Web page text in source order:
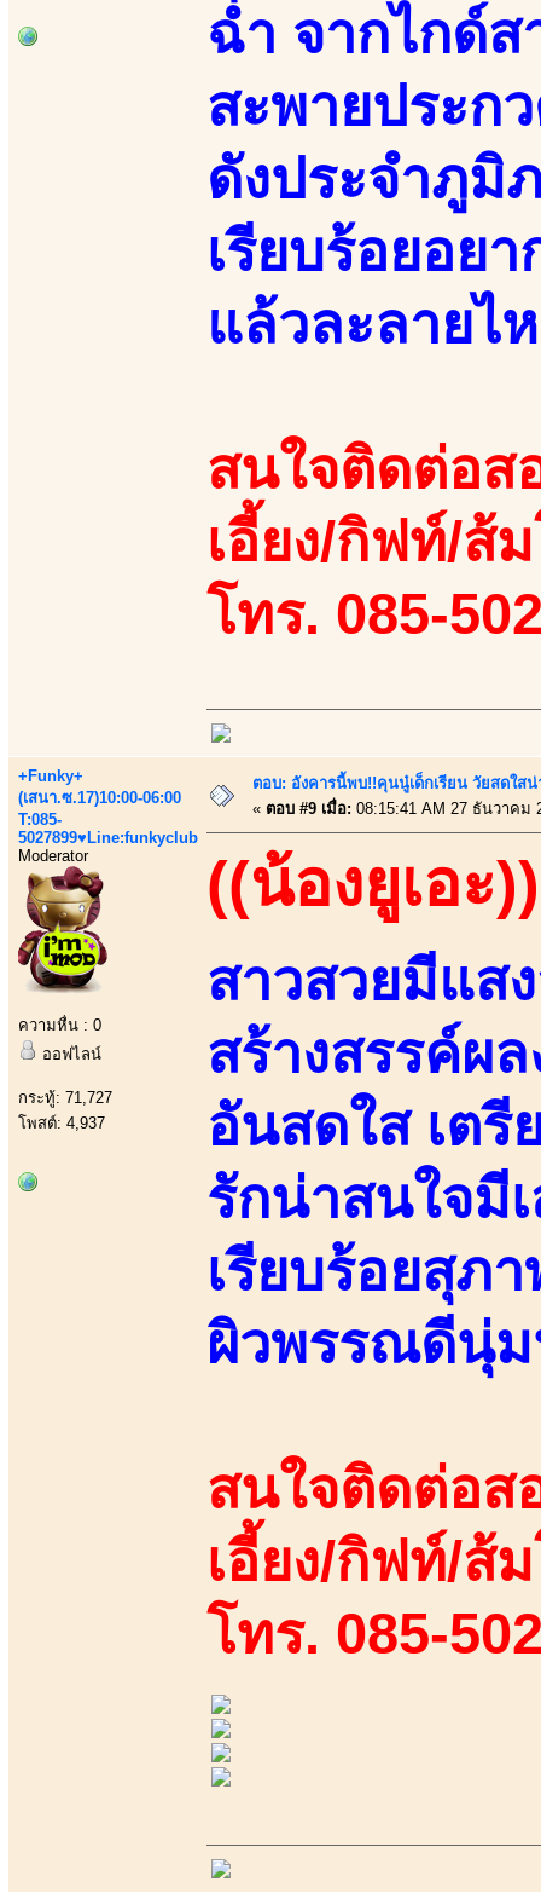
ฉ่ำ จากไกด์ส
สะพายประก
ดังประจำภูมิ
เรียบร้อยอย
แล้วละลายไ
สนใจติดต่อส
เอี้ยง/กิฟท์/ส้
โทร. 085-
+Funky+
(เสนา.ซ.17)10:00-06:00
T:085-
5027899♥Line:funkyclub
Moderator
ความหื่น : 0
ออฟไลน์
กระทู้: 71,727
โพสต์: 4,937
ตอบ: อังคารนี้พบ!!คุนนู๋เด็กเรียน วัยสดใส
« ตอบ #9 เมื่อ: 08:15:41 AM 27 ธันวาคม
((น้องยูเอะ))
สาวสวยมีแส
สร้างสรรค์ผ
อันสดใส เตรี
รักน่าสนใจมี
เรียบร้อยสุภ
ผิวพรรณดีนุ่
สนใจติดต่อส
เอี้ยง/กิฟท์/ส้
โทร. 085-